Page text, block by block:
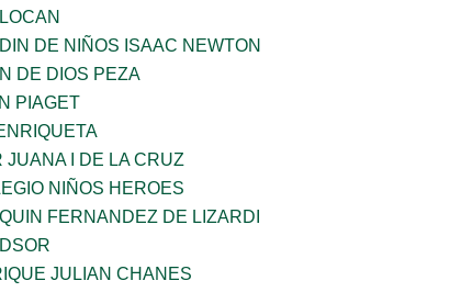
DE NIÑOS ISAAC NEWTON
DE DIOS PEZA
PIAGET
JUANA I DE LA CRUZ
NIÑOS HEROES
FERNANDEZ DE LIZARDI
JULIAN CHANES